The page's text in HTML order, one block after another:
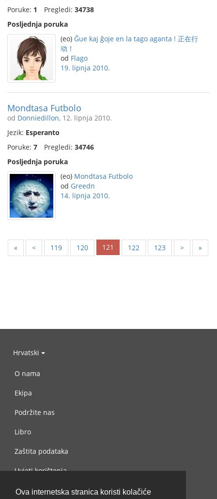
Ova internetska stranica koristi kolačiće
Poruke: 1 Pregledi: 34738
Posljednja poruka
(eo) Ĝue kaj ĝoje en la tago aganta ! 正在行
动！
od Flago
19. lipnja 2010.
Mondtasa Futbolo
od Donniedillon, 12. lipnja 2010.
Jezik: Esperanto
Poruke: 7 Pregledi: 34746
Posljednja poruka
(eo) Mondtasa Futbolo
od Greedn
14. lipnja 2010.
« < 119 120 121 122 123 > »
Hrvatski
O nama
Ekipa
Podržite nas
Libro
Zaštita podataka
Uvjeti korištenja
Kontaktiraj nas